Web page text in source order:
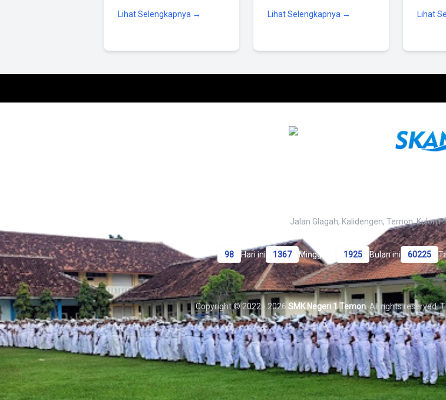
Lihat Selengkapnya → Lihat Selengkapnya → Lihat
Sekolah Menengah Kejuruan Berbasis Ketarunaan di Kabupaten Kulon Progo, siap
Jalan Glagah, Kalidengen, Temon, Kulon
98 Hari ini 1367 Minggu ini 1925 Bulan ini 60225
Copyright © 2022 - 2026 SMK Negeri 1 Temon . All rights reserved.